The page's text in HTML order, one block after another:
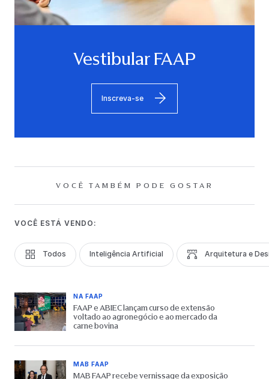
Vestibular FAAP
Inscreva-se
VOCÊ TAMBÉM PODE GOSTAR
VOCÊ ESTÁ VENDO:
Todos Inteligência Artificial Arquitetura e
NA FAAP
FAAP e ABIEC lançam curso de extensão
voltado ao agronegócio e ao mercado da
carne bovina
MAB FAAP
MAB FAAP recebe vernissage da exposição